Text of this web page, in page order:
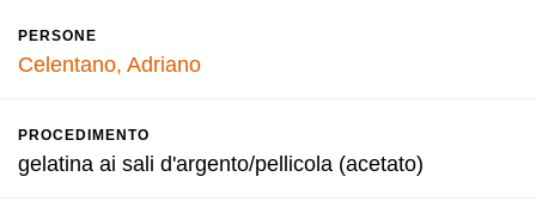
PERSONE
Celentano, Adriano
PROCEDIMENTO
gelatina ai sali d'argento/pellicola (acetato)